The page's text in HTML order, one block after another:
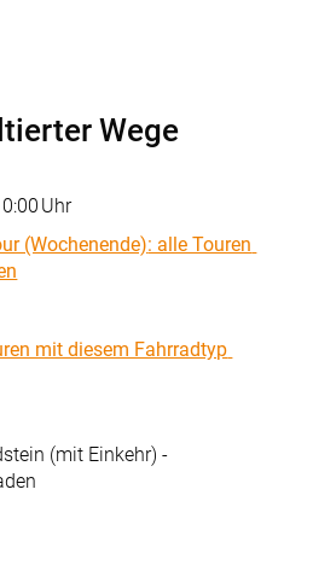
Wege
(Wochenende)
(mit Einkehr) -